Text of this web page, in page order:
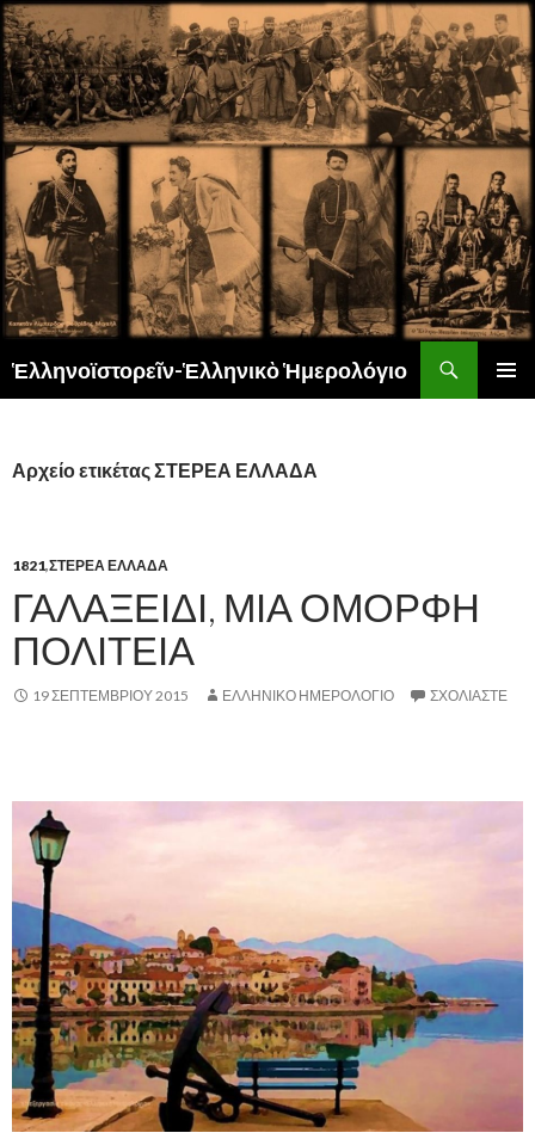
Ἑλληνοϊστορεῖν-Ἑλληνικὸ Ἡμερολόγιο
Αρχείο ετικέτας ΣΤΕΡΕΑ ΕΛΛΑΔΑ
1821,ΣΤΕΡΕΑ ΕΛΛΑΔΑ
ΓΑΛΑΞΕΙΔΙ, ΜΙΑ ΟΜΟΡΦΗ
ΠΟΛΙΤΕΙΑ
19 ΣΕΠΤΕΜΒΡΊΟΥ 2015 ΕΛΛΗΝΙΚΟ ΗΜΕΡΟΛΟΓΙΟ ΣΧΟΛΙΆΣΤΕ